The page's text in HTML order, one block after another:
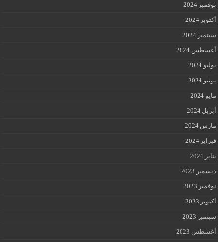
نوفمبر 2024
أكتوبر 2024
سبتمبر 2024
أغسطس 2024
يوليو 2024
يونيو 2024
مايو 2024
أبريل 2024
مارس 2024
فبراير 2024
يناير 2024
ديسمبر 2023
نوفمبر 2023
أكتوبر 2023
سبتمبر 2023
أغسطس 2023